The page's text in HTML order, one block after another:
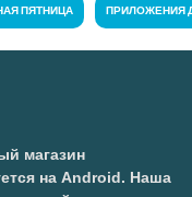
ПЯТНИЦА ПРИЛОЖЕНИЯ
магазин
на Android. Наша